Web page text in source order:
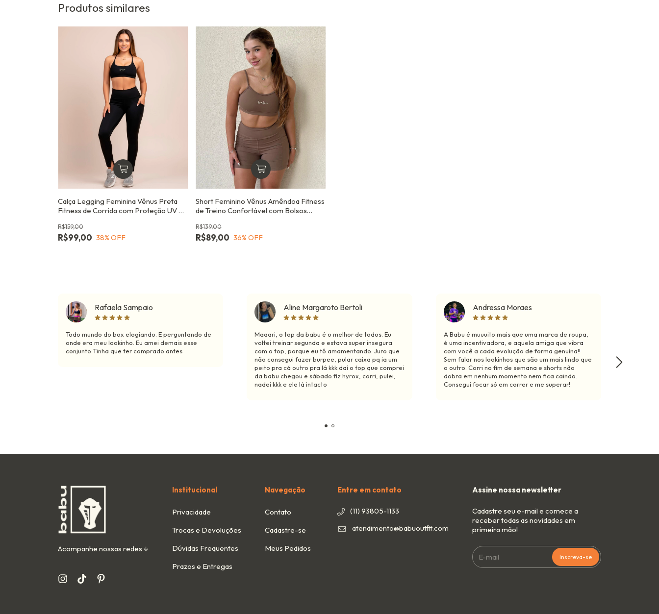
Produtos similares
Calça Legging Feminina Vênus Preta
Fitness de Corrida com Proteção UV e
R$99,00
R$159,00
38% OFF
Short Feminino Vênus Amêndoa Fitness
de Treino Confortável com Bolsos
R$89,00
R$139,00
36% OFF
Rafaela Sampaio
Todo mundo do box elogiando. E perguntando de
onde era meu lookinho. Eu amei demais esse
conjunto Tinha que ter comprado antes
Aline Margaroto Bertoli
Maaari, o top da babu é o melhor de todos. Eu
voltei treinar segunda e estava super insegura
com o top, porque eu tô amamentando. Juro que
não consegui fazer burpee, pular caixa pq ia um
peito pra cá outro pra lá kkk daí o top que comprei
da babu chegou e sábado fiz hyrox, corri, pulei,
nadei kkk e ele lá intacto
Andressa Moraes
A Babu é muuuito mais que uma marca de roupa,
é uma incentivadora, e aquela amiga que vibra
com você a cada evolução de forma genuína!!
Sem falar nos lookinhos que são um mais lindo que
o outro. Corri no fim de semana e shorts não
dobra em nenhum momento nem fica caindo.
Consegui focar só em correr e me superar!
Acompanhe nossas redes ↓
Institucional
Privacidade
Trocas e Devoluções
Dúvidas Frequentes
Prazos e Entregas
Navegação
Contato
Cadastre-se
Meus Pedidos
Entre em contato
(11) 93805-1133
atendimento@babuoutfit.com
Assine nossa newsletter
Cadastre seu e-mail e comece a
receber todas as novidades em
primeira mão!